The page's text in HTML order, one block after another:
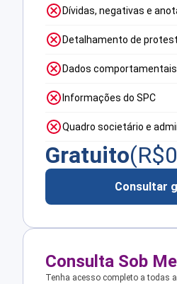
Dívidas, negativas e
Detalhamento de
Dados comportamentais
Informações do SPC
Quadro societário e
Gratuito(R$
Consultar
Consulta Sob
Tenha acesso completo a todas